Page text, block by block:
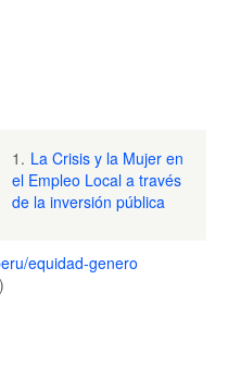
1. La Crisis y la Mujer en
el Empleo Local a través
de la inversión pública
equidad-genero